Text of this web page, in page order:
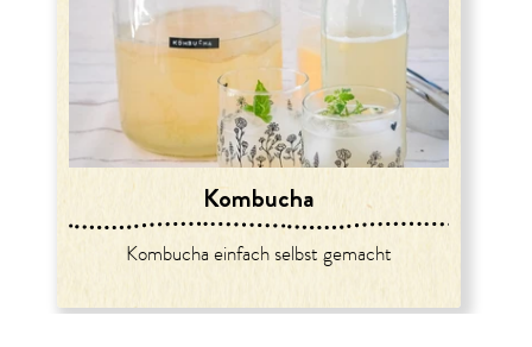
Kombucha
Kombucha einfach selbst gemacht